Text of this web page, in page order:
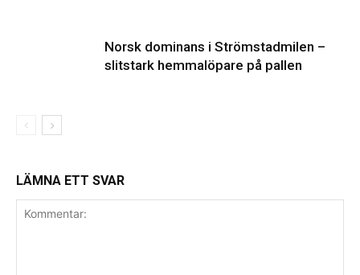
Norsk dominans i Strömstadmilen –
slitstark hemmalöpare på pallen
LÄMNA ETT SVAR